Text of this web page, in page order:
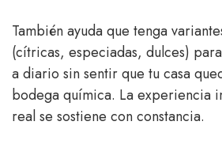
También ayuda que tenga
(cítricas, especiadas, dulces)
a diario sin sentir que tu casa
bodega química. La experiencia
real se sostiene con constancia.